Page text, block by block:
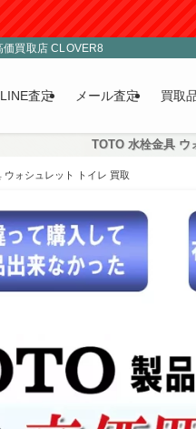
■臨時休
買取店 CLOVER8
LINE査定 メール査定 買取
TOTO 水栓金具 ウ
ウォシュレット トイレ 買取